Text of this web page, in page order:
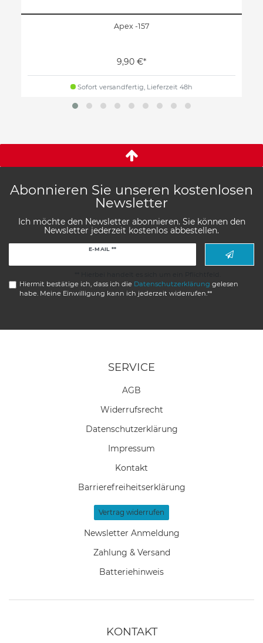
Apex -157
9,90 €*
Sofort versandfertig, Lieferzeit 48h
Abonnieren Sie unseren kostenlosen
Newsletter
Ich möchte den Newsletter abonnieren. Sie können den
Newsletter jederzeit kostenlos abbestellen.
E-MAIL **
Hiermit bestätige ich, dass ich die Daten­schutz­erklärung gelesen
habe. Meine Einwilligung kann ich jederzeit widerrufen.**
SERVICE
AGB
Widerrufs­recht
Daten­schutz­erklärung
Impressum
Kontakt
Barrierefreiheitserklärung
Vertrag widerrufen
Newsletter Anmeldung
Zahlung & Versand
Batteriehinweis
KONTAKT